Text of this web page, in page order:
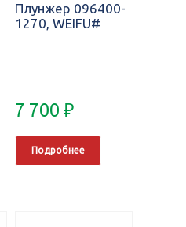
Плунжер 096400-
1270, WEIFU#
7 700₽
Подробнее